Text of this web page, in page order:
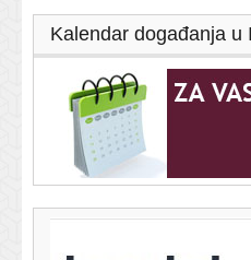
Kalendar događanja u